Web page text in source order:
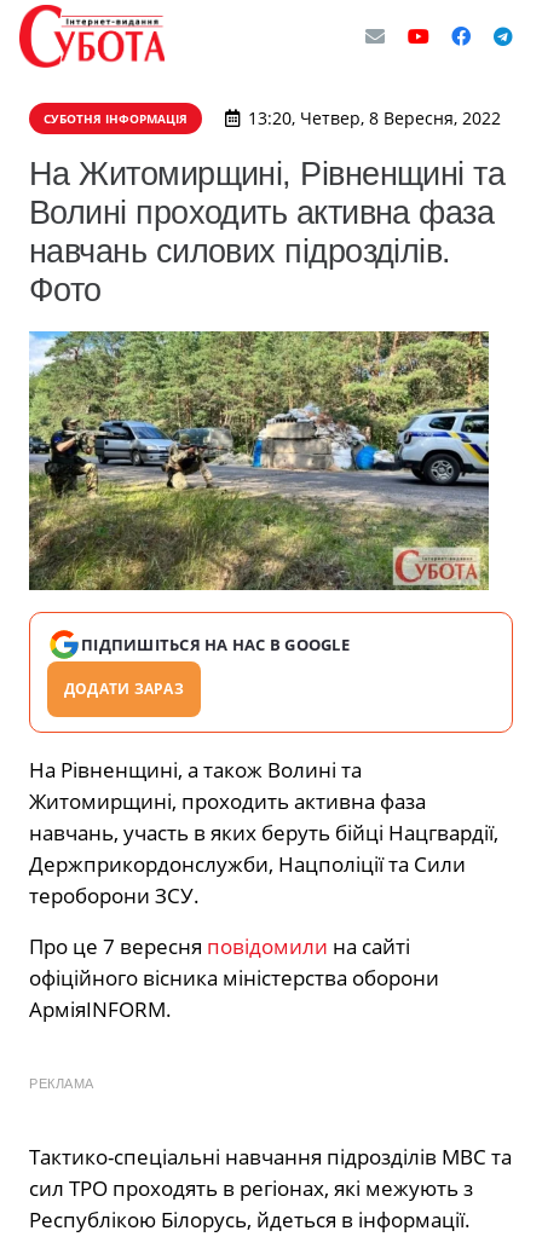
СУБОТНЯ ІНФОРМАЦІЯ 13:20, Четвер, 8 Вересня, 2022
На Житомирщині, Рівненщині та
Волині проходить активна фаза
навчань силових підрозділів.
Фото
ПІДПИШІТЬСЯ НА НАС В GOOGLE
ДОДАТИ ЗАРАЗ
На Рівненщині, а також Волині та
Житомирщині, проходить активна фаза
навчань, участь в яких беруть бійці Нацгвардії,
Держприкордонслужби, Нацполіції та Сили
тероборони ЗСУ.
Про це 7 вересня повідомили на сайті
офіційного вісника міністерства оборони
АрміяINFORM.
РЕКЛАМА
Тактико-спеціальні навчання підрозділів МВС та
сил ТРО проходять в регіонах, які межують з
Республікою Білорусь, йдеться в інформації.